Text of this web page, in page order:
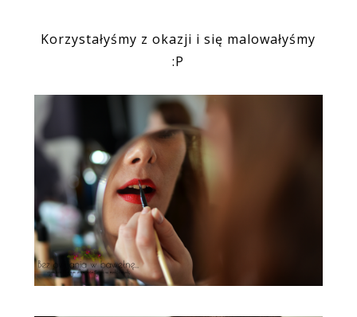
Korzystałyśmy z okazji i się malowałyśmy
:P